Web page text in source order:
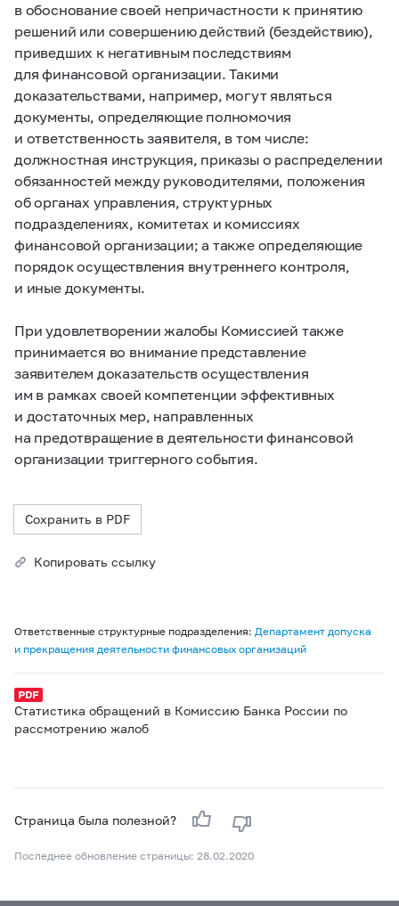
в обоснование своей непричастности к принятию
решений или совершению действий (бездействию),
приведших к негативным последствиям
для финансовой организации. Такими
доказательствами, например, могут являться
документы, определяющие полномочия
и ответственность заявителя, в том числе:
должностная инструкция, приказы о распределении
обязанностей между руководителями, положения
об органах управления, структурных
подразделениях, комитетах и комиссиях
финансовой организации; а также определяющие
порядок осуществления внутреннего контроля,
и иные документы.
При удовлетворении жалобы Комиссией также
принимается во внимание представление
заявителем доказательств осуществления
им в рамках своей компетенции эффективных
и достаточных мер, направленных
на предотвращение в деятельности финансовой
организации триггерного события.
Сохранить в PDF
Копировать ссылку
Ответственные структурные подразделения: Департамент допуска
и прекращения деятельности финансовых организаций
Статистика обращений в Комиссию Банка России по
рассмотрению жалоб
Страница была полезной?
Последнее обновление страницы: 28.02.2020